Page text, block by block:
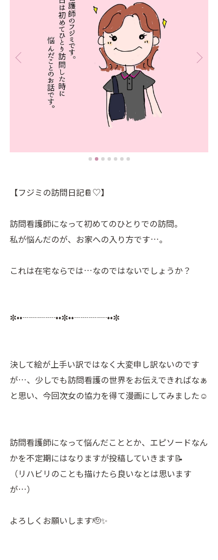
【フジミの訪問日記📔♡】
訪問看護師になって初めてのひとりでの訪問。
私が悩んだのが、お家への入り方です…。
これは在宅ならでは…なのではないでしょうか？
✼••┈┈┈┈••✼••┈┈┈┈••✼
決して絵が上手い訳ではなく大変申し訳ないのです
が…、少しでも訪問看護の世界をお伝えできればなぁ
と思い、今回次女の協力を得て漫画にしてみました☺️
訪問看護師になって悩んだこととか、エピソードなん
かを不定期にはなりますが投稿していきます📝
（リハビリのことも描けたら良いなとは思います
が…）
よろしくお願いします🫡✨